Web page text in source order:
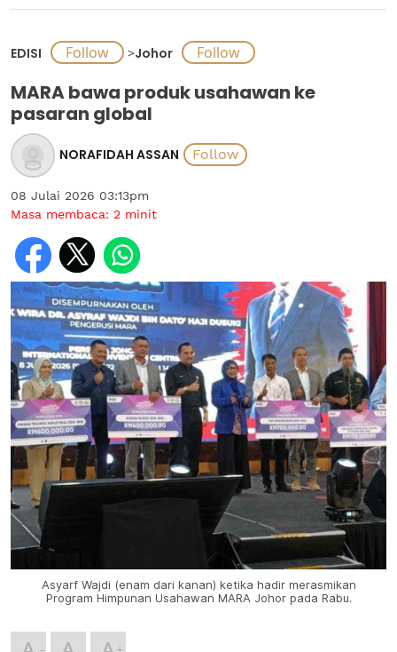
EDISI >Johor
MARA bawa produk usahawan ke
pasaran global
NORAFIDAH ASSAN
08 Julai 2026 03:13pm
Masa membaca: 2 minit
Asyarf Wajdi (enam dari kanan) ketika hadir merasmikan
Program Himpunan Usahawan MARA Johor pada Rabu.